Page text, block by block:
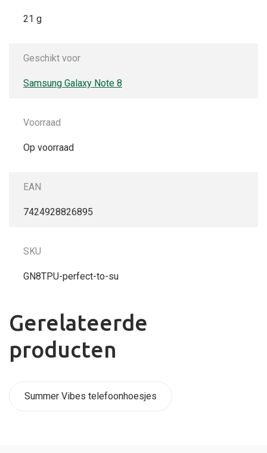
21 g
Geschikt voor
Samsung Galaxy Note 8
Voorraad
Op voorraad
EAN
7424928826895
SKU
GN8TPU-perfect-to-su
Gerelateerde
producten
Summer Vibes telefoonhoesjes